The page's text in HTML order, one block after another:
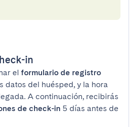
in
el formulario de registro
datos del huésped, y la hora
A continuación, recibirás
de check-in 5 días antes de